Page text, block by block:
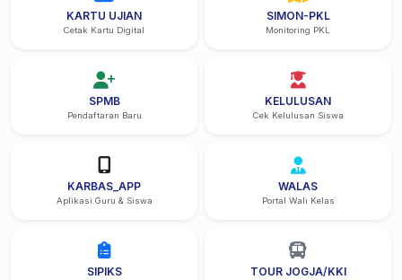
KARTU UJIAN
Cetak Kartu Digital
SIMON-PKL
Monitoring PKL
SPMB
Pendaftaran Baru
KELULUSAN
Cek Kelulusan Siswa
KARBAS_APP
Aplikasi Guru & Siswa
WALAS
Portal Wali Kelas
SIPIKS TOUR JOGJA/KKI